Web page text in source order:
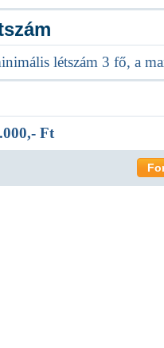
létszám 3 fő, a
Ft